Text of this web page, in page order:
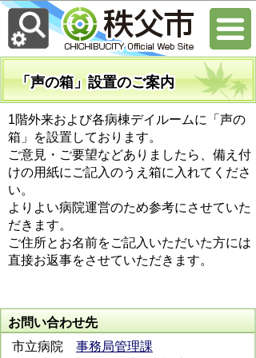
「声の箱」設置のご案内
1階外来および各病棟デイルームに「声の
箱」を設置しております。
ご意見・ご要望などありましたら、備え付
けの用紙にご記入のうえ箱に入れてくださ
い。
よりよい病院運営のため参考にさせていた
だきます。
ご住所とお名前をご記入いただいた方には
直接お返事をさせていただきます。
お問い合わせ先
市立病院 事務局管理課